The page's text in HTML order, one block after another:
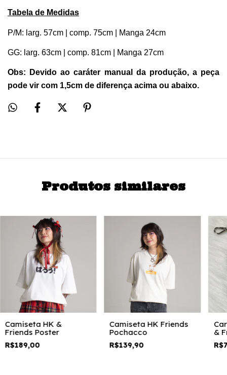
Tabela de Medidas
P/M: larg. 57cm | comp. 75cm | Manga 24cm
GG: larg. 63cm | comp. 81cm | Manga 27cm
Obs: Devido ao caráter manual da produção, a peça
pode vir com 1,5cm de diferença acima ou abaixo.
Produtos similares
Camiseta HK &
Friends Poster
R$189,00
Camiseta HK Friends
Pochacco
R$139,90
&